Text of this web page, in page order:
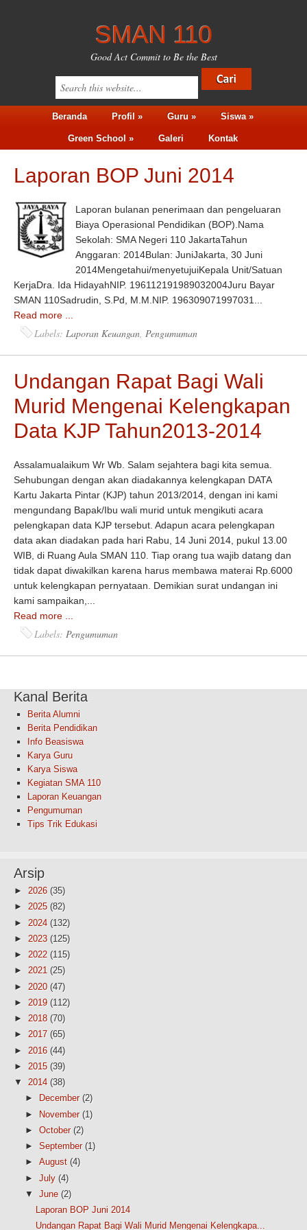
SMAN 110
Good Act Commit to Be the Best
Beranda Profil » Guru » Siswa »
Green School » Galeri Kontak
Laporan BOP Juni 2014
Laporan bulanan penerimaan dan pengeluaran
Biaya Operasional Pendidikan (BOP).Nama
Sekolah: SMA Negeri 110 JakartaTahun
Anggaran: 2014Bulan: JuniJakarta, 30 Juni
2014Mengetahui/menyetujuiKepala Unit/Satuan
KerjaDra. Ida HidayahNIP. 196112191989032004Juru Bayar
SMAN 110Sadrudin, S.Pd, M.M.NIP. 196309071997031...
Read more ...
Labels:Laporan Keuangan,Pengumuman
Undangan Rapat Bagi Wali
Murid Mengenai Kelengkapan
Data KJP Tahun2013-2014
Assalamualaikum Wr Wb. Salam sejahtera bagi kita semua.
Sehubungan dengan akan diadakannya kelengkapan DATA
Kartu Jakarta Pintar (KJP) tahun 2013/2014, dengan ini kami
mengundang Bapak/Ibu wali murid untuk mengikuti acara
pelengkapan data KJP tersebut. Adapun acara pelengkapan
data akan diadakan pada hari Rabu, 14 Juni 2014, pukul 13.00
WIB, di Ruang Aula SMAN 110. Tiap orang tua wajib datang dan
tidak dapat diwakilkan karena harus membawa materai Rp.6000
untuk kelengkapan pernyataan. Demikian surat undangan ini
kami sampaikan,...
Read more ...
Labels:Pengumuman
Kanal Berita
Berita Alumni
Berita Pendidikan
Info Beasiswa
Karya Guru
Karya Siswa
Kegiatan SMA 110
Laporan Keuangan
Pengumuman
Tips Trik Edukasi
Arsip
► 2026 (35)
► 2025 (82)
► 2024 (132)
► 2023 (125)
► 2022 (115)
► 2021 (25)
► 2020 (47)
► 2019 (112)
► 2018 (70)
► 2017 (65)
► 2016 (44)
► 2015 (39)
▼
2014 (38)
►
December (2)
► November (1)
► October (2)
► September (1)
► August (4)
► July (4)
▼
June (2)
Laporan BOP Juni 2014
Undangan Rapat Bagi Wali Murid Mengenai Kelengkapa...